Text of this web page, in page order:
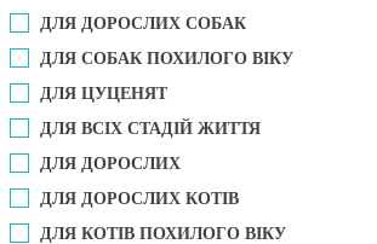
ДЛЯ ДОРОСЛИХ СОБАК
ДЛЯ СОБАК ПОХИЛОГО ВІКУ
ДЛЯ ЦУЦЕНЯТ
ДЛЯ ВСІХ СТАДІЙ ЖИТТЯ
ДЛЯ ДОРОСЛИХ
ДЛЯ ДОРОСЛИХ КОТІВ
ДЛЯ КОТІВ ПОХИЛОГО ВІКУ